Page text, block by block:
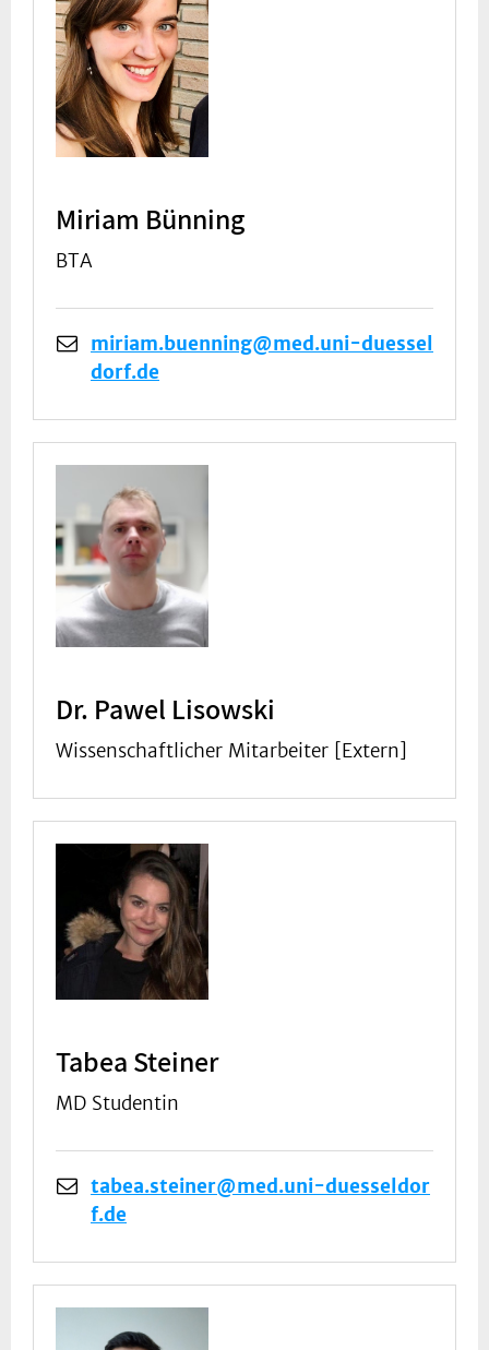
Miriam Bünning
BTA
miriam.buenning@med.uni-duessel
dorf.de
Dr. Pawel Lisowski
Wissenschaftlicher Mitarbeiter [Extern]
Tabea Steiner
MD Studentin
tabea.steiner@med.uni-duesseldor
f.de